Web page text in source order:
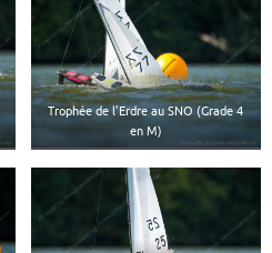
Trophée de l’Erdre au SNO (Grade 4
en M)